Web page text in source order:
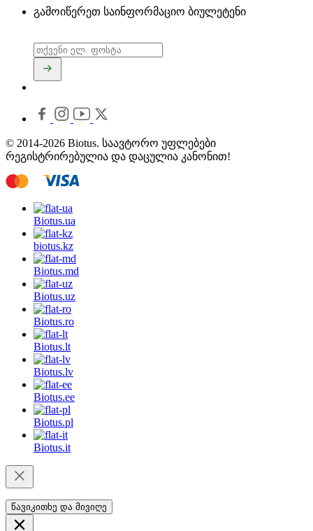
გამოიწერეთ საინფორმაციო ბიულეტენი
© 2014-2026 Biotus. საავტორო უფლებები
რეგისტრირებულია და დაცულია კანონით!
Biotus.ua
biotus.kz
Biotus.md
Biotus.uz
Biotus.ro
Biotus.lt
Biotus.lv
Biotus.ee
Biotus.pl
Biotus.it
წავიკითხე და მივიღე